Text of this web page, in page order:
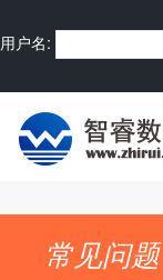
用户名:
常见问题